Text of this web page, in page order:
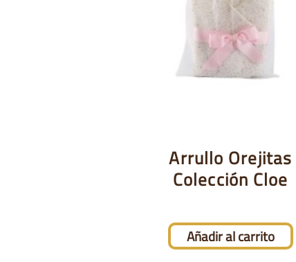
Arrullo Orejitas
Colección Cloe
Añadir al carrito